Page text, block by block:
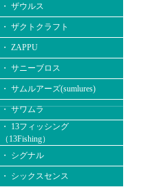
・ ザウルス
・ ザクトクラフト
・ ZAPPU
・ サニーブロス
・ サムルアーズ(sumlures)
・ サワムラ
・ 13フィッシング
（13Fishing）
・ シグナル
・ シックスセンス